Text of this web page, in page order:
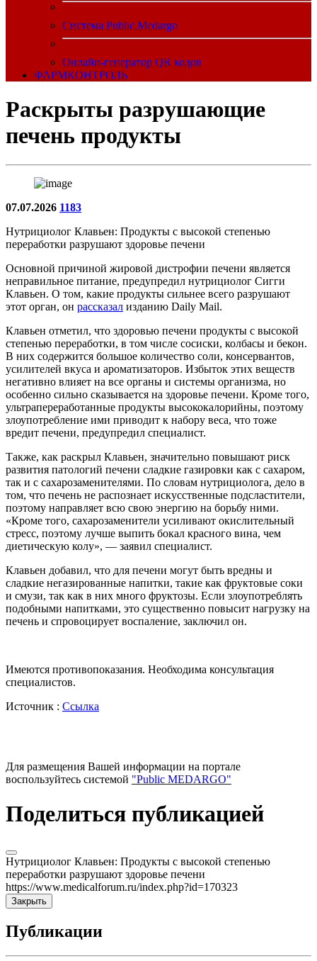
Система Public.Medargo
Онлайн-генератор QR кодов
ФАРМКОНТРОЛЬ
Раскрыты разрушающие
печень продукты
07.07.2026 1183
Нутрициолог Клавьен: Продукты с высокой степенью
переработки разрушают здоровье печени
Основной причиной жировой дистрофии печени является
неправильное питание, предупредил нутрициолог Сигги
Клавьен. О том, какие продукты сильнее всего разрушают
этот орган, он рассказал изданию Daily Mail.
Клавьен отметил, что здоровью печени продукты с высокой
степенью переработки, в том числе сосиски, колбасы и бекон.
В них содержится большое количество соли, консервантов,
усилителей вкуса и ароматизаторов. Избыток этих веществ
негативно влияет на все органы и системы организма, но
особенно сильно сказывается на здоровье печени. Кроме того,
ультрапереработанные продукты высококалорийны, поэтому
злоупотребление ими приводит к набору веса, что тоже
вредит печени, предупредил специалист.
Также, как раскрыл Клавьен, значительно повышают риск
развития патологий печени сладкие газировки как с сахаром,
так и с сахарозаменителями. По словам нутрициолога, дело в
том, что печень не распознает искусственные подсластители,
поэтому направляет всю свою энергию на борьбу ними.
«Кроме того, сахарозаменители усиливают окислительный
стресс, поэтому лучше выпить бокал красного вина, чем
диетическую колу», — заявил специалист.
Клавьен добавил, что для печени могут быть вредны и
сладкие негазированные напитки, такие как фруктовые соки
и смузи, так как в них много фруктозы. Если злоупотреблять
подобными напитками, это существенно повысит нагрузку на
печень и спровоцирует воспаление, заключил он.
Имеются противопоказания. Необходима консультация
специалистов.
Источник : Ссылка
Для размещения Вашей информации на портале
воспользуйтесь системой "Public MEDARGO"
Поделиться публикацией
Нутрициолог Клавьен: Продукты с высокой степенью
переработки разрушают здоровье печени
https://www.medicalforum.ru/index.php?id=170323
Закрыть
Публикации